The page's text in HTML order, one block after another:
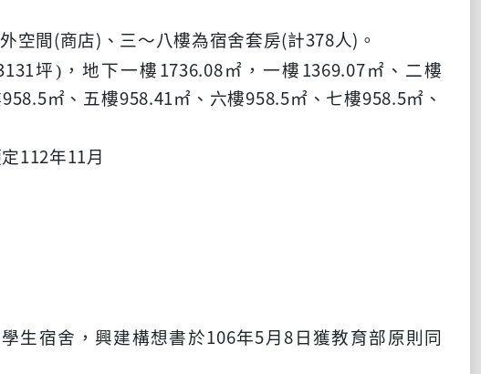
空間 (商店) 、三～八樓為宿舍套房(計378人) 。
坪) ，地下一樓 1736.08㎡，一樓 1369.07㎡、二樓
958.5㎡、五樓958.41㎡、六樓958.5㎡、七樓958.5㎡、
112年11月
生宿舍，興建構想書於106年5月8 日獲教育部原則同